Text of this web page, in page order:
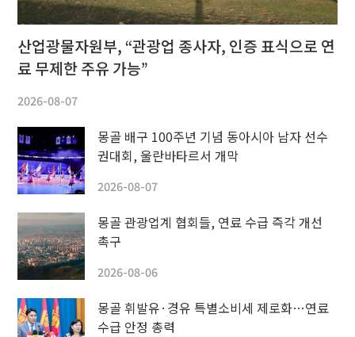
산업광물자원부, “관광업 종사자, 인증 표식으로 연
료 무제한 주유 가능”
2026-08-07
몽골 배구 100주년 기념 동아시아 남자 선수
권대회, 울란바타르서 개막
2026-08-07
몽골 관광업계 협회들, 연료 수급 즉각 개선
촉구
2026-08-06
몽골 휘발유·경유 특별소비세 제로화…연료
수급 안정 총력